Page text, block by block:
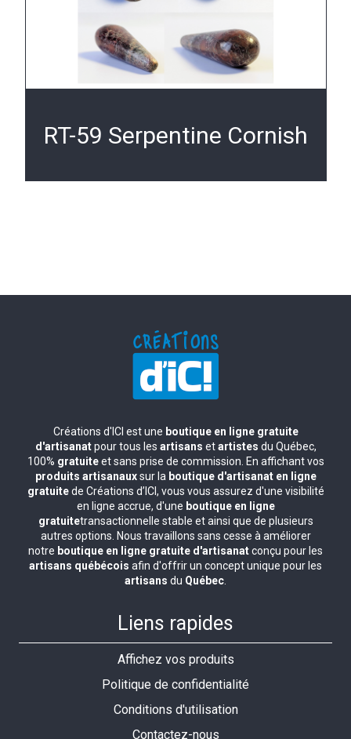
RT-59 Serpentine Cornish
Créations d'ICI est une boutique en ligne gratuite
d'artisanatpour tous les artisans etartistes du Québec,
100% gratuiteet sans prise de commission. En affichant vos
produits artisanauxsur la boutique d'artisanat en ligne
gratuitede Créations d’ICI, vous vous assurez d'une visibilité
en ligne accrue, d'une boutique en ligne
gratuitetransactionnelle stable et ainsi que de plusieurs
autres options. Nous travaillons sans cesse à améliorer
notre boutique en ligne gratuite d'artisanatconçu pour les
artisans québécois afin d'offrir un concept unique pour les
artisans du Québec
Liens rapides
Affichez vos produits
Politique de confidentialité
Conditions d'utilisation
Contactez-nous